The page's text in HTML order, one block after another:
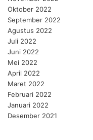
Oktober 2022
September 2022
Agustus 2022
Juli 2022
Juni 2022
Mei 2022
April 2022
Maret 2022
Februari 2022
Januari 2022
Desember 2021